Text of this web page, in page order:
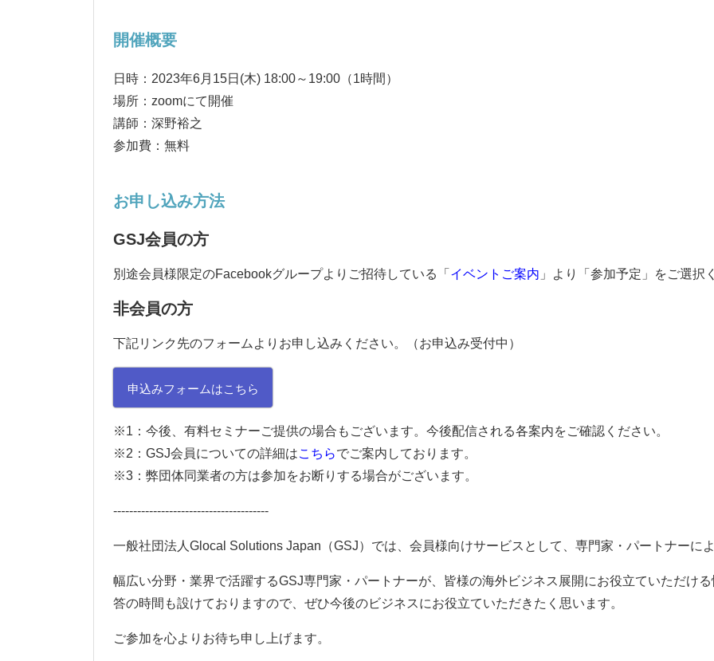
開催概要
日時： 2023年6月 15日 (木) 18:00～ 19:00 （1時間）
場所： zoomにて開催
講師：深野裕之
参加費：無料
お申し込み方法
GSJ会員の方
別途会員様限定のFacebookグループよりご招待している「 イベントご案内 」より「参加予定」をご選択
非会員の方
下記リンク先のフォームよりお申し込みください。（お申込み受付中）
申込みフォームはこちら
※1 ：今後、有料セミナーご提供の場合もございます。今後配信される各案内をご確認ください。
※2 ： GSJ会員についての詳細はこちらでご案内しております。
※3 ：弊団体同業者の方は参加をお断りする場合がございます。
---------------------------------------
一般社団法人 Glocal Solutions Japan （GSJ）では、会員様向けサービスとして、専門家・パートナーに
幅広い分野・業界で活躍するGSJ専門家・パートナーが、皆様の海外ビジネス展開にお役立ていただけ
答の時間も設けておりますので、ぜひ今後のビジネスにお役立ていただきたく思います。
ご参加を心よりお待ち申し上げます。